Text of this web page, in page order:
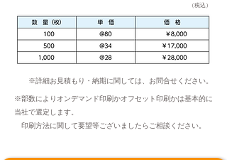
（税込）
※詳細お見積もり・納期に関しては、お問合せください。
※部数によりオンデマンド印刷かオフセット印刷かは基本的に
当社で選定します。
印刷方法に関して要望等ございましたらご相談ください。